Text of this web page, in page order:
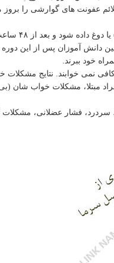
عفونت های گوارشی را بروز
زمانی که کودک
دانش آموزان پس از این دوره
خود ببرند.
دارد: ۴۵% فرانسوی ها به اندازۀ کافی نمی
در زندگی حرفه ای نشان می دهد. این در حالی است که ۷۷%
سردرد، فشار عضلانی،